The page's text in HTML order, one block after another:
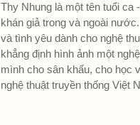
Thy Nhung là một tên tuổi ca
khán giả trong và ngoài
và tình yêu dành cho nghệ
khẳng định hình ảnh một
mình cho sân khấu, cho học
nghệ thuật truyền thống Việt